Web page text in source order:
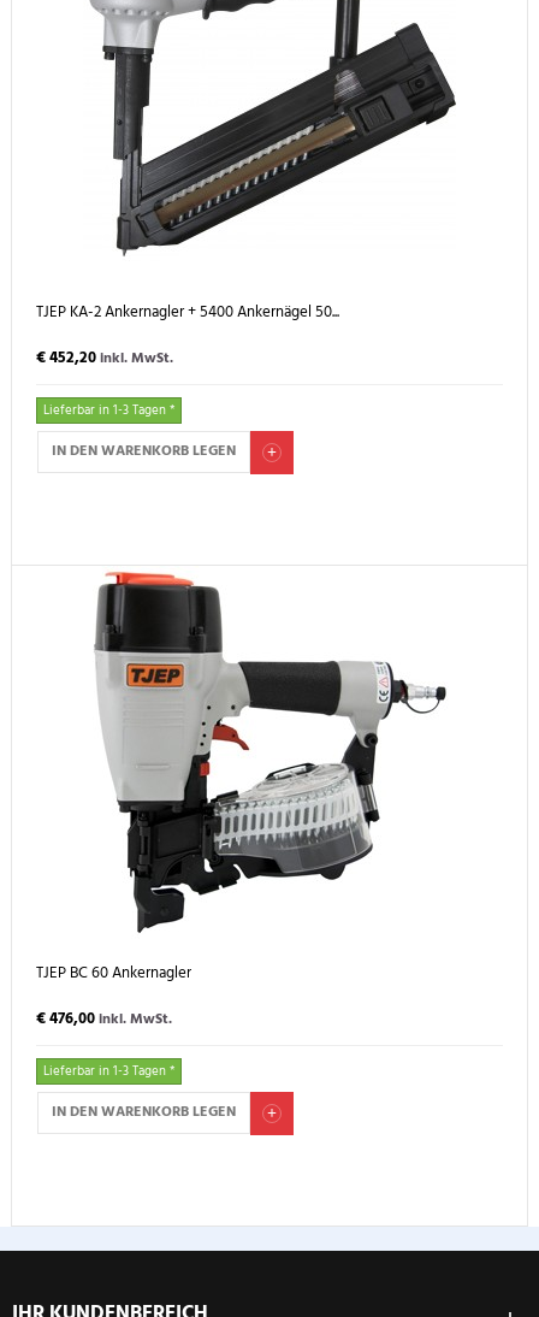
TJEP KA-2 Ankernagler + 5400 Ankernägel 50...
€ 452,20inkl. MwSt.
Lieferbar in 1-3 Tagen *
IN DEN WARENKORB LEGEN
TJEP BC 60 Ankernagler
€ 476,00inkl. MwSt.
Lieferbar in 1-3 Tagen *
IN DEN WARENKORB LEGEN